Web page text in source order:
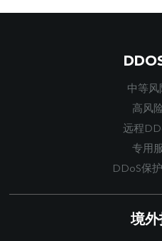
中等风
高风
远程
专用
DDoS保
境外